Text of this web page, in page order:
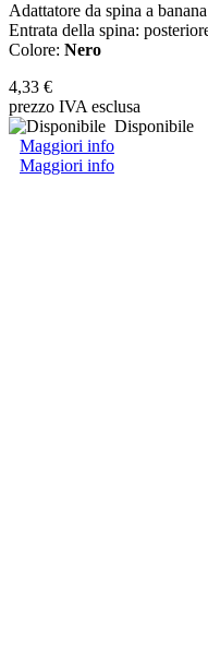
Adattatore da spina a
Entrata della spina:
Colore: Nero
4,33 €
prezzo IVA esclusa
Disponibile
Maggiori info
Maggiori info